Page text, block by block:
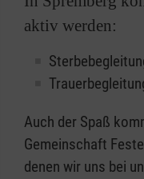
aktiv werden:
Auch der Spaß
Gemeinschaft
denen wir uns bei